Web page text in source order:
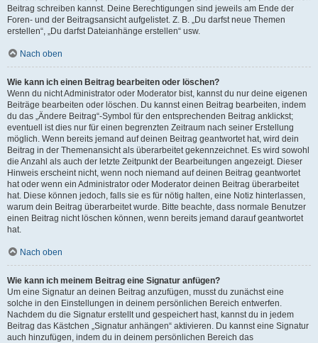
Beitrag schreiben kannst. Deine Berechtigungen sind jeweils am Ende der
Foren- und der Beitragsansicht aufgelistet. Z. B. „Du darfst neue Themen
erstellen“, „Du darfst Dateianhänge erstellen“ usw.
Nach oben
Wie kann ich einen Beitrag bearbeiten oder löschen?
Wenn du nicht Administrator oder Moderator bist, kannst du nur deine eigenen
Beiträge bearbeiten oder löschen. Du kannst einen Beitrag bearbeiten, indem
du das „Ändere Beitrag“-Symbol für den entsprechenden Beitrag anklickst;
eventuell ist dies nur für einen begrenzten Zeitraum nach seiner Erstellung
möglich. Wenn bereits jemand auf deinen Beitrag geantwortet hat, wird dein
Beitrag in der Themenansicht als überarbeitet gekennzeichnet. Es wird sowohl
die Anzahl als auch der letzte Zeitpunkt der Bearbeitungen angezeigt. Dieser
Hinweis erscheint nicht, wenn noch niemand auf deinen Beitrag geantwortet
hat oder wenn ein Administrator oder Moderator deinen Beitrag überarbeitet
hat. Diese können jedoch, falls sie es für nötig halten, eine Notiz hinterlassen,
warum dein Beitrag überarbeitet wurde. Bitte beachte, dass normale Benutzer
einen Beitrag nicht löschen können, wenn bereits jemand darauf geantwortet
hat.
Nach oben
Wie kann ich meinem Beitrag eine Signatur anfügen?
Um eine Signatur an deinen Beitrag anzufügen, musst du zunächst eine
solche in den Einstellungen in deinem persönlichen Bereich entwerfen.
Nachdem du die Signatur erstellt und gespeichert hast, kannst du in jedem
Beitrag das Kästchen „Signatur anhängen“ aktivieren. Du kannst eine Signatur
auch hinzufügen, indem du in deinem persönlichen Bereich das